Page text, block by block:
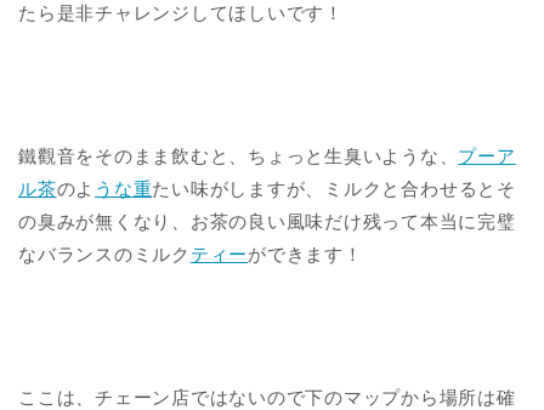
たら是非チャレンジしてほしいです！
鐵觀音をそのまま飲むと、ちょっと生臭いような、 プーア
ル茶のよ うな重たい味がしますが、ミルクと合わせるとそ
の臭みが無くなり、お茶の良い風味だけ残って本当に完璧
なバランスのミルク ティーができます！
ここは、チェーン店ではないので下のマップから場所は確